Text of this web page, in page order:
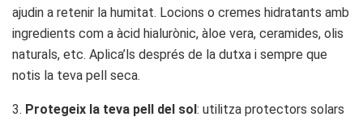
ajudin a retenir la humitat. Locions o cremes hidratants amb
ingredients com a àcid hialurònic, àloe vera, ceramides, olis
naturals, etc. Aplica’ls després de la dutxa i sempre que
notis la teva pell seca.
3. Protegeix la teva pell del sol: utilitza protectors solars